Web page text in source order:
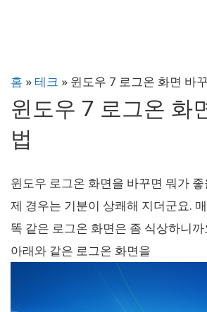
홈 »테크 » 윈도우 7 로그온 화면 바
윈도우 7 로그온 화
법
윈도우 로그온 화면을 바꾸면 뭐가 좋
제 경우는 기분이 상쾌해 지더군요.
똑 같은 로그온 화면은 좀 식상하니까
아래와 같은 로그온 화면을